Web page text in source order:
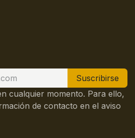
Suscribirse
cualquier momento. Para ello,
de contacto en el aviso